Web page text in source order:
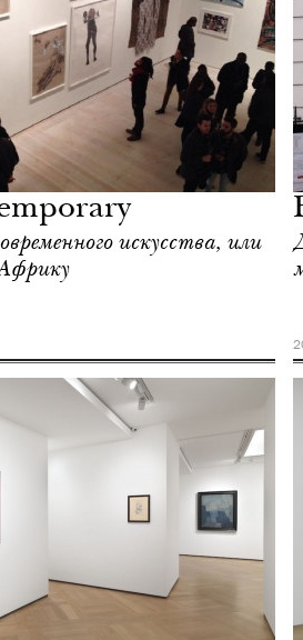
искусства, или